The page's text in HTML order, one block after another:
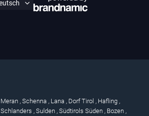
Meran , Schenna , Lana , Dorf Tirol , Hafling ,
Schlanders , Sulden , Südtirols Süden , Bozen ,